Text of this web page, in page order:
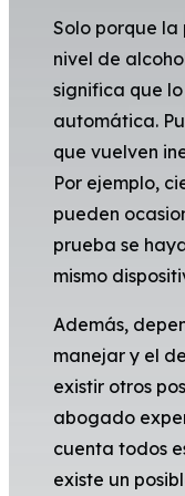
Solo porque
nivel de
significa que
automática.
que vuelven
Por ejemplo,
pueden
prueba se
mismo
Además,
manejar y el
existir otros
abogado
cuenta todos
existe un